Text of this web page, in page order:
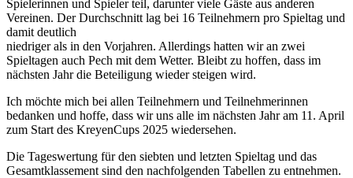
Spielerinnen und Spieler teil, darunter viele Gäste aus anderen
Vereinen. Der Durchschnitt lag bei 16 Teilnehmern pro Spieltag und
damit deutlich
niedriger als in den Vorjahren. Allerdings hatten wir an zwei
Spieltagen auch Pech mit dem Wetter. Bleibt zu hoffen, dass im
nächsten Jahr die Beteiligung wieder steigen wird.
Ich möchte mich bei allen Teilnehmern und Teilnehmerinnen
bedanken und hoffe, dass wir uns alle im nächsten Jahr am 11. April
zum Start des KreyenCups 2025 wiedersehen.
Die Tageswertung für den siebten und letzten Spieltag und das
Gesamtklassement sind den nachfolgenden Tabellen zu entnehmen.